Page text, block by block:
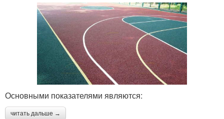
Основными показателями являются:
читать дальше →